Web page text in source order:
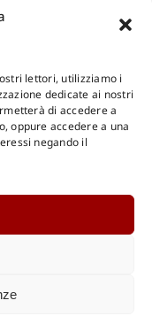
lettori, utilizziamo i
dedicate ai nostri
di accedere a
oppure accedere a una
negando il
e anche Rateali
Internazionale